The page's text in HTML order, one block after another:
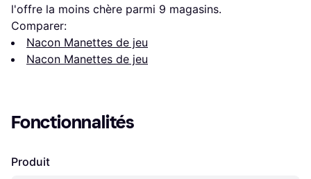
l'offre la moins chère parmi 9 magasins.
Comparer:
Nacon Manettes de jeu
Nacon Manettes de jeu
Fonctionnalités
Produit